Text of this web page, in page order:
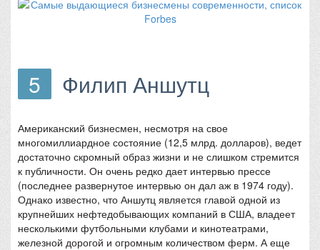
5 Филип Аншутц
Американский бизнесмен, несмотря на свое
многомиллиардное состояние (12,5 млрд. долларов), ведет
достаточно скромный образ жизни и не слишком стремится
к публичности. Он очень редко дает интервью прессе
(последнее развернутое интервью он дал аж в 1974 году).
Однако известно, что Аншутц является главой одной из
крупнейших нефтедобывающих компаний в США, владеет
несколькими футбольными клубами и кинотеатрами,
железной дорогой и огромным количеством ферм. А еще